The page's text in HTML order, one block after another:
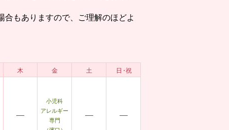
もありますので、ご理解のほどよ
木 金 土 日・祝
―
小児科
アレルギー
専門
― ―